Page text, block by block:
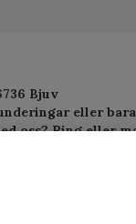
Bjuv
eller
oss? Ring eller